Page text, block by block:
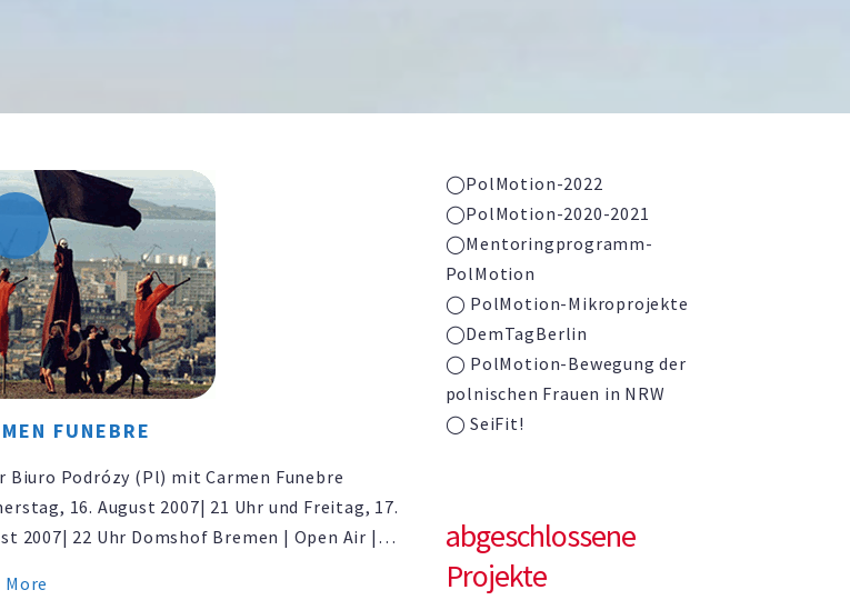
(1929) & Contemporary Noise Quintet
kinos | Friedensallee …
FUNEBRE
Biuro Podrózy (Pl) mit Carmen Funebre
16. August 2007| 21 Uhr und Freitag, 17.
2007| 22 Uhr Domshof Bremen | Open Air |
| www.strassenzirkus.de Eine
More
◯PolMotion-2022
◯PolMotion-2020-2021
◯Mentoringprogramm-
PolMotion
◯ PolMotion-Mikroprojekte
◯DemTagBerlin
◯ PolMotion-Bewegung der
polnischen Frauen in NRW
◯ SeiFit!
abgeschlossene
Projekte